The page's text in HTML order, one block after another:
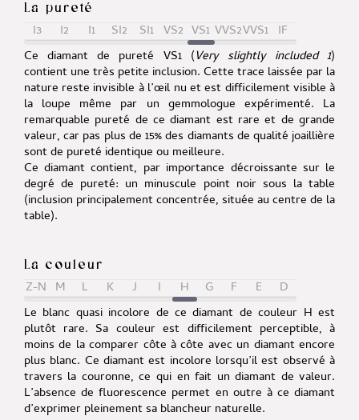
La pureté
I3 I2 I1 SI2 SI1 VS2 VS1 VVS2VVS1 IF
Ce diamant de pureté VS1 (Very slightly included 1)
contient une très petite inclusion. Cette trace laissée par la
nature reste invisible à l’œil nu et est difficilement visible à
la loupe même par un gemmologue expérimenté. La
remarquable pureté de ce diamant est rare et de grande
valeur, car pas plus de 15% des diamants de qualité joaillière
sont de pureté identique ou meilleure.
Ce diamant contient, par importance décroissante sur le
degré de pureté: un minuscule point noir sous la table
(inclusion principalement concentrée, située au centre de la
table).
La couleur
Z-N M L K J I H G F E
D
Le blanc quasi incolore de ce diamant de couleur H est
plutôt rare. Sa couleur est difficilement perceptible, à
moins de la comparer côte à côte avec un diamant encore
plus blanc. Ce diamant est incolore lorsqu’il est observé à
travers la couronne, ce qui en fait un diamant de valeur.
L’absence de fluorescence permet en outre à ce diamant
d’exprimer pleinement sa blancheur naturelle.